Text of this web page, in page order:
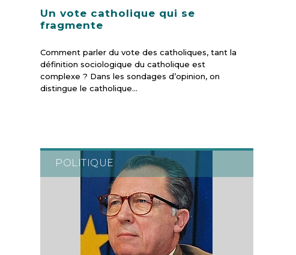
Un vote catholique qui se
fragmente
Comment parler du vote des catholiques, tant la
définition sociologique du catholique est
complexe ? Dans les sondages d’opinion, on
distingue le catholique…
POLITIQUE